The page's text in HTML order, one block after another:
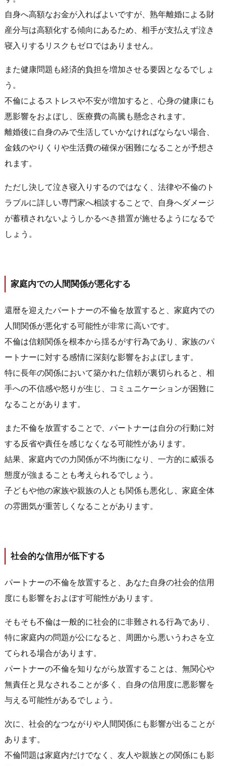
自身へ高額なお金が入ればよいですが、熟年離婚による財
産分与は高額化する傾向にあるため、相手が支払えず泣き
寝入りするリスクもゼロではありません。
また健康問題も経済的負担を増加させる要因となるでしょ
う。
不倫によるストレスや不安が増加すると、心身の健康にも
悪影響をおよぼし、医療費の高騰も懸念されます。
離婚後に自身のみで生活していかなければならない場合、
金銭のやりくりや生活費の確保が困難になることが予想さ
れます。
ただし決して泣き寝入りするのではなく、法律や不倫のト
ラブルに詳しい専門家へ相談することで、自身へダメージ
が蓄積されないようしかるべき措置が施せるようになるで
しょう。
家庭内での人間関係が悪化する
還暦を迎えたパートナーの不倫を放置すると、家庭内での
人間関係が悪化する可能性が非常に高いです。
不倫は信頼関係を根本から揺るがす行為であり、家族のパ
ートナーに対する感情に深刻な影響をおよぼします。
特に長年の関係において築かれた信頼が裏切られると、相
手への不信感や怒りが生じ、コミュニケーションが困難に
なることがあります。
また不倫を放置することで、パートナーは自分の行動に対
する反省や責任を感じなくなる可能性があります。
結果、家庭内での力関係が不均衡になり、一方的に威張る
態度が強まることも考えられるでしょう。
子どもや他の家族や親族の人とも関係も悪化し、家庭全体
の雰囲気が重苦しくなることがあります。
社会的な信用が低下する
パートナーの不倫を放置すると、あなた自身の社会的信用
度にも影響をおよぼす可能性があります。
そもそも不倫は一般的に社会的に非難される行為であり、
特に家庭内の問題が公になると、周囲から悪いうわさを立
てられる場合があります。
パートナーの不倫を知りながら放置することは、無関心や
無責任と見なされることが多く、自身の信用度に悪影響を
与える可能性があるでしょう。
次に、社会的なつながりや人間関係にも影響が出ることが
あります。
不倫問題は家庭内だけでなく、友人や親族との関係にも影